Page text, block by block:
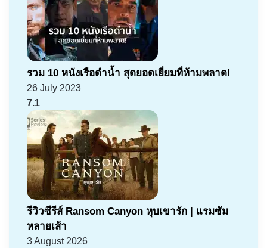
รวม 10 หนังเรือดำน้ำ สุดยอดเยี่ยมที่ห้ามพลาด!
26 July 2023
7.1
รีวิวซีรีส์ Ransom Canyon หุบเขารัก | แรมซัม
หลายเส้า
3 August 2026